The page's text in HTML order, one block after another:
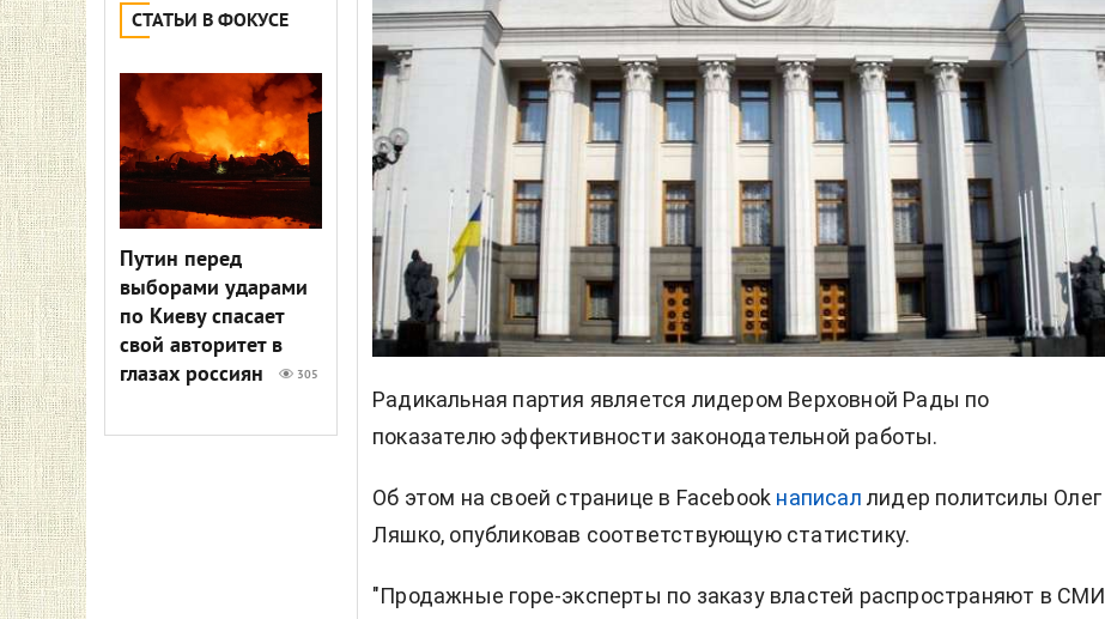
СТАТЬИ В ФОКУСЕ
Путин перед
выборами ударами
по Киеву спасает
свой авторитет в
глазах россиян
305
Радикальная партия является лидером Верховной Рады по
показателю эффективности законодательной работы.
Об этом на своей странице в Facebook написал лидер политсилы Олег
Ляшко, опубликовав соответствующую статистику.
"Продажные горе-эксперты по заказу властей распространяют в СМИ